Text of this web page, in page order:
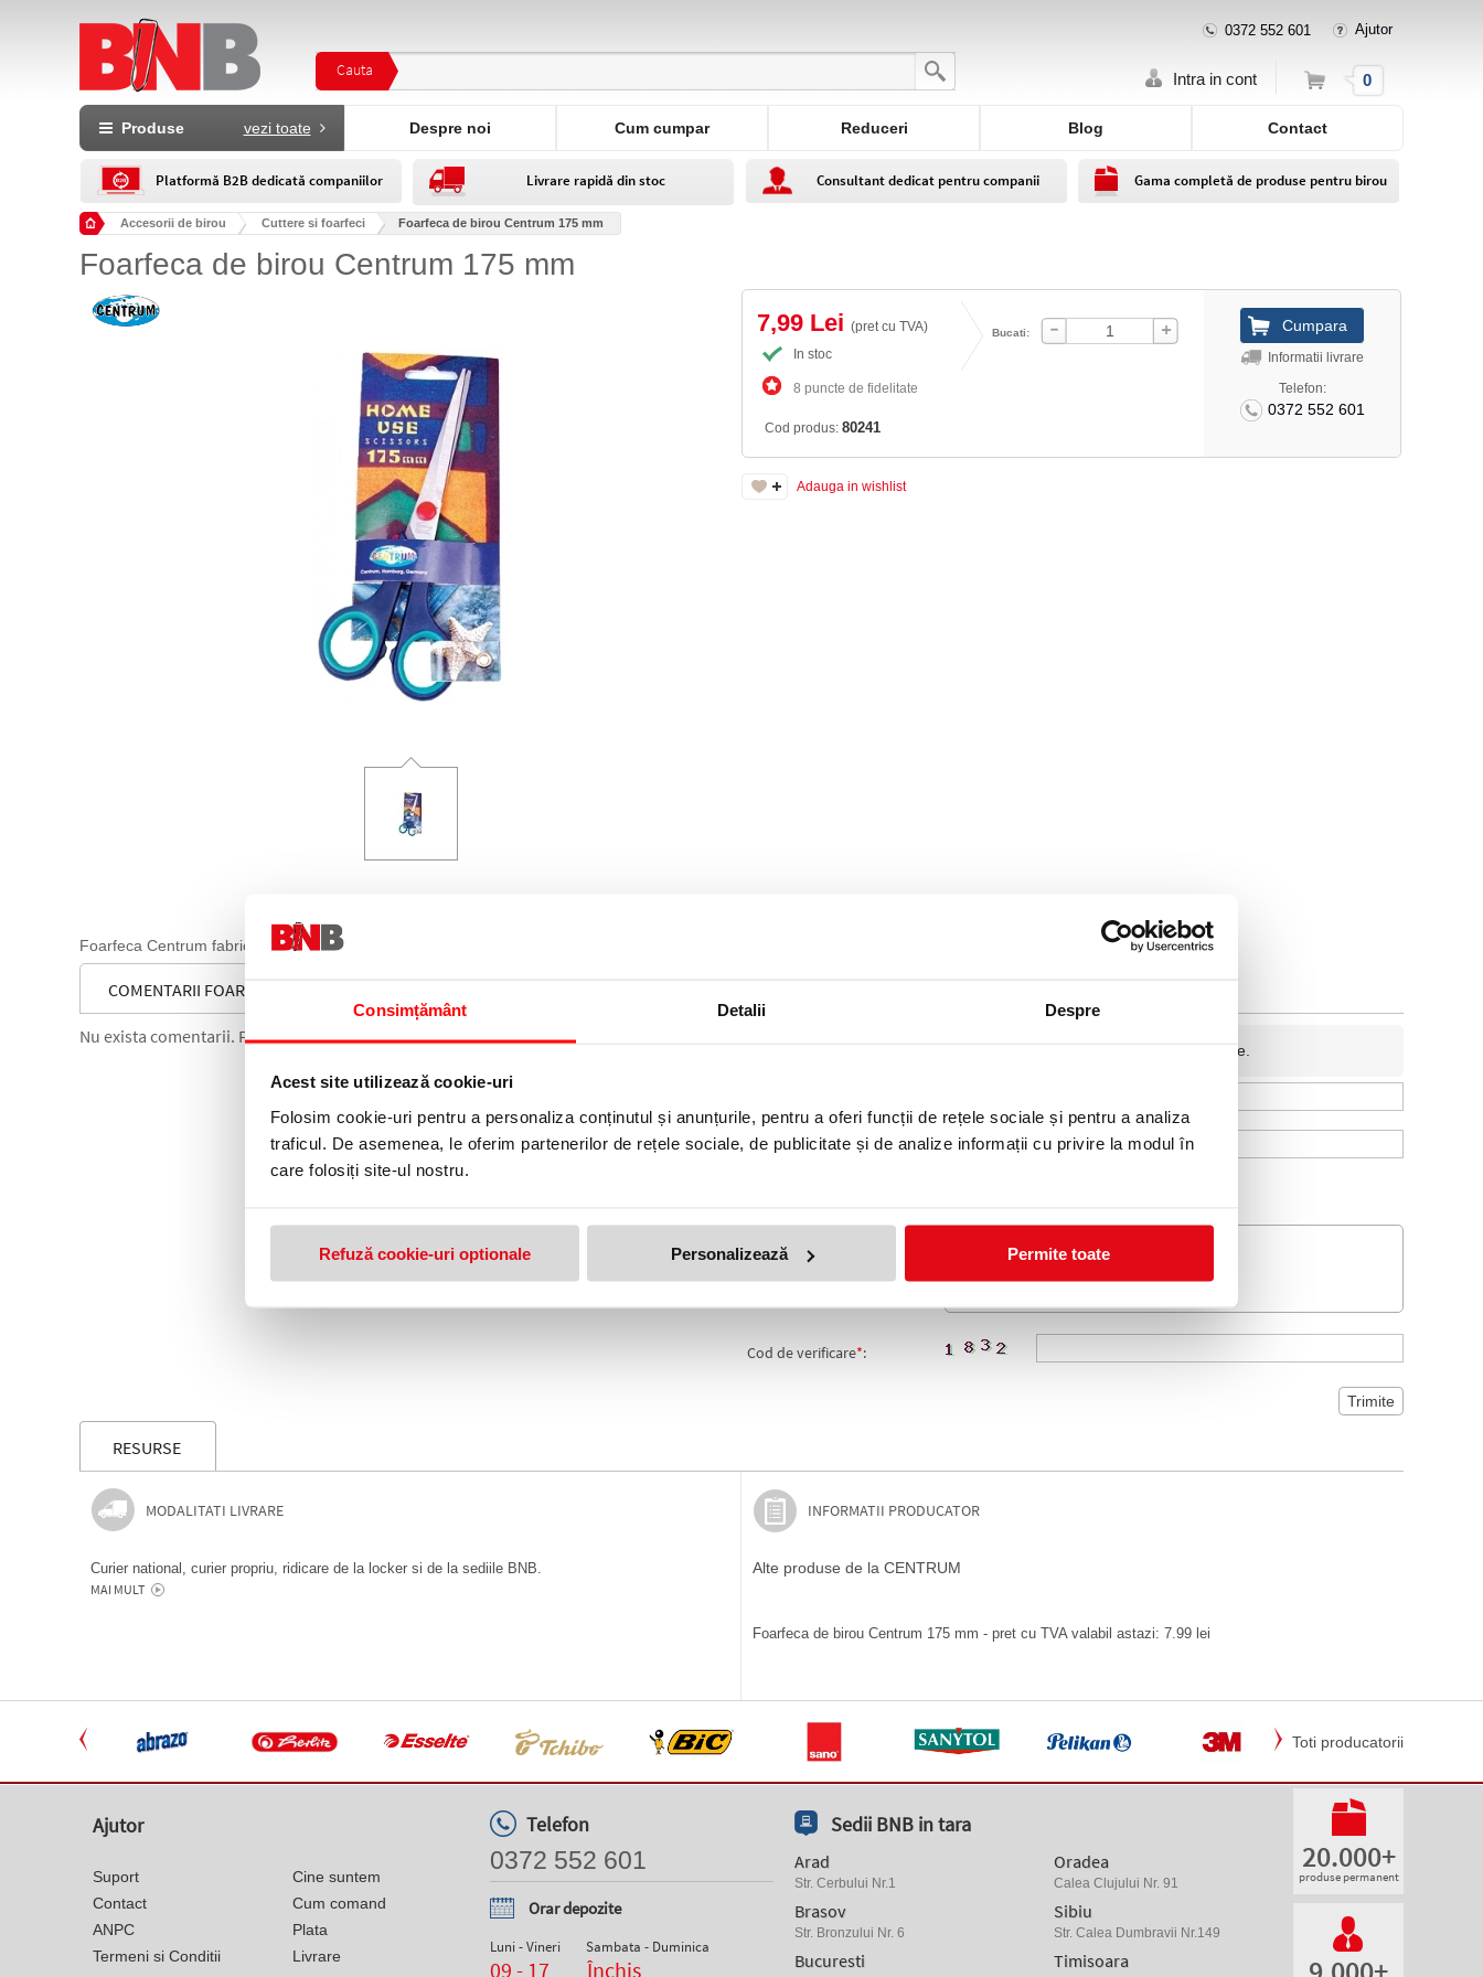
Consimțământ Detalii Despre
Acest site utilizează cookie-uri
Folosim cookie-uri pentru a personaliza conținutul și anunțurile, pentru a oferi funcții de rețele sociale și pentru a analiza
traficul. De asemenea, le oferim partenerilor de rețele sociale, de publicitate și de analize informații cu privire la modul în
care folosiți site-ul nostru.
Refuză cookie-uri optionale Personalizează Permite toate
Cauta
0372 552 601 Ajutor
Intra in cont Cos 0
Produse vezi toate Despre noi Cum cumpar Reduceri Blog Contact
Platformă B2B dedicată companiilor Livrare rapidă din stoc Consultant dedicat pentru companii Gama completă de produse pentru birou
Accesorii de birou Cuttere si foarfeci Foarfeca de birou Centrum 175 mm
Foarfeca de birou Centrum 175 mm
7,99 Lei (pret cu TVA)
In stoc
8 puncte de fidelitate
Bucati:
Cod produs: 80241
Informatii livrare
Telefon:
0372 552 601
Adauga in wishlist
Foarfeca Centrum fabricata din otel inoxidabil. Este prevazuta cu maner de plastic, design atractiv si ergonomic.
COMENTARII FOARFECA DE BIROU CENTRUM 175 MM
Nu exista comentarii. Fii primul care comenteaza acest produs!
Adresa de e-mail ramane confidentiala si nu va fi afisata pe site.
Email*:
Comentariu
Cod de verificare*:
RESURSE
MODALITATI LIVRARE
Curier national, curier propriu, ridicare de la locker si de la sediile BNB.
MAI MULT
INFORMATII PRODUCATOR
Alte produse de la CENTRUM
Foarfeca de birou Centrum 175 mm - pret cu TVA valabil astazi: 7.99 lei
Toti producatorii
Ajutor
Suport
Contact
ANPC
Termeni si Conditii
Cine suntem
Cum comand
Plata
Livrare
Telefon
0372 552 601
Orar depozite
Luni - Vineri
09 - 17
Sambata - Duminica
Închis
Sedii BNB in tara
Arad
Str. Cerbului Nr.1
Brasov
Str. Bronzului Nr. 6
Bucuresti
Oradea
Calea Clujului Nr. 91
Sibiu
Str. Calea Dumbravii Nr.149
Timisoara
20.000+
produse permanent